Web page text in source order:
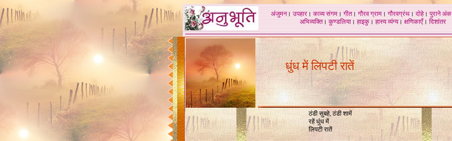
अंजुमन।उपहार।काव्य संगम।गीत।गौरव ग्राम।गौरवग्रंथ।दोहे।पुराने अंक
अभिव्यक्ति।कुण्डलिया।हाइकु।हास्य व्यंग्य।क्षणिकाएँ।दिशांतर
धुंध में लिपटी रातें
ठंडी सुबहे, ठंडी शामें
रहें धुंध में
लिपटी रातें